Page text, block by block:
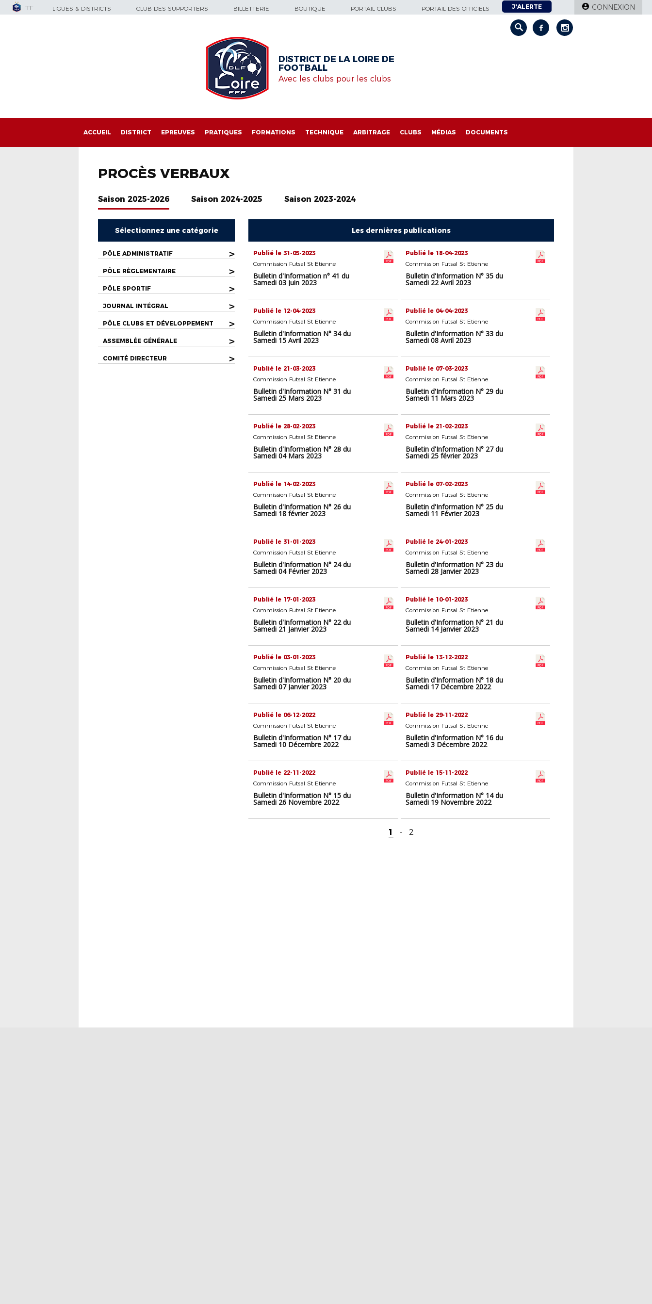
FFF LIGUES & DISTRICTS CLUB DES SUPPORTERS BILLETTERIE BOUTIQUE PORTAIL CLUBS PORTAIL DES OFFICIELS J'ALERTE CONNEXION
DISTRICT DE LA LOIRE DE
FOOTBALL
Avec les clubs pour les clubs
ACCUEIL DISTRICT EPREUVES PRATIQUES FORMATIONS TECHNIQUE ARBITRAGE CLUBS MÉDIAS DOCUMENTS
PROCÈS VERBAUX
Saison 2025-2026 Saison 2024-2025 Saison 2023-2024
Sélectionnez une catégorie
PÔLE ADMINISTRATIF >
PÔLE RÈGLEMENTAIRE >
PÔLE SPORTIF >
JOURNAL INTÉGRAL >
PÔLE CLUBS ET DÉVELOPPEMENT >
ASSEMBLÉE GÉNÉRALE >
COMITÉ DIRECTEUR >
Les dernières publications
Publié le 31-05-2023
Commission Futsal St Etienne
Bulletin d'Information n° 41 du
Samedi 03 Juin 2023
Publié le 18-04-2023
Commission Futsal St Etienne
Bulletin d'Information N° 35 du
Samedi 22 Avril 2023
Publié le 12-04-2023
Commission Futsal St Etienne
Bulletin d'Information N° 34 du
Samedi 15 Avril 2023
Publié le 04-04-2023
Commission Futsal St Etienne
Bulletin d'Information N° 33 du
Samedi 08 Avril 2023
Publié le 21-03-2023
Commission Futsal St Etienne
Bulletin d'Information N° 31 du
Samedi 25 Mars 2023
Publié le 07-03-2023
Commission Futsal St Etienne
Bulletin d'Information N° 29 du
Samedi 11 Mars 2023
Publié le 28-02-2023
Commission Futsal St Etienne
Bulletin d'Information N° 28 du
Samedi 04 Mars 2023
Publié le 21-02-2023
Commission Futsal St Etienne
Bulletin d'Information N° 27 du
Samedi 25 février 2023
Publié le 14-02-2023
Commission Futsal St Etienne
Bulletin d'Information N° 26 du
Samedi 18 février 2023
Publié le 07-02-2023
Commission Futsal St Etienne
Bulletin d'Information N° 25 du
Samedi 11 Février 2023
Publié le 31-01-2023
Commission Futsal St Etienne
Bulletin d'Information N° 24 du
Samedi 04 Février 2023
Publié le 24-01-2023
Commission Futsal St Etienne
Bulletin d'Information N° 23 du
Samedi 28 Janvier 2023
Publié le 17-01-2023
Commission Futsal St Etienne
Bulletin d'Information N° 22 du
Samedi 21 Janvier 2023
Publié le 10-01-2023
Commission Futsal St Etienne
Bulletin d'Information N° 21 du
Samedi 14 Janvier 2023
Publié le 03-01-2023
Commission Futsal St Etienne
Bulletin d'Information N° 20 du
Samedi 07 Janvier 2023
Publié le 13-12-2022
Commission Futsal St Etienne
Bulletin d'Information N° 18 du
Samedi 17 Décembre 2022
Publié le 06-12-2022
Commission Futsal St Etienne
Bulletin d'Information N° 17 du
Samedi 10 Décembre 2022
Publié le 29-11-2022
Commission Futsal St Etienne
Bulletin d'Information N° 16 du
Samedi 3 Décembre 2022
Publié le 22-11-2022
Commission Futsal St Etienne
Bulletin d'Information N° 15 du
Samedi 26 Novembre 2022
Publié le 15-11-2022
Commission Futsal St Etienne
Bulletin d'Information N° 14 du
Samedi 19 Novembre 2022
1 - 2